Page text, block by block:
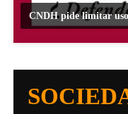
CNDH pide limitar uso